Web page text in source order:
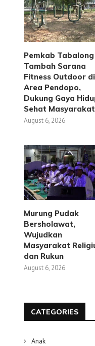
Pemkab Tabalong
Tambah Sarana
Fitness Outdoor di
Area Pendopo,
Dukung Gaya
Sehat Masyarakat
August 6, 2026
Murung Pudak
Bersholawat,
Wujudkan
Masyarakat
dan Rukun
August 6, 2026
CATEGORIES
Anak